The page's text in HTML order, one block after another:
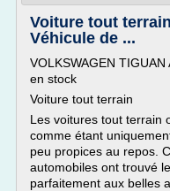
Voiture tout
Véhicule de ...
VOLKSWAGEN
en stock
Voiture tout terrain
Les voitures tout terrain
comme étant
peu propices au repos.
automobiles ont trouvé
parfaitement aux belles